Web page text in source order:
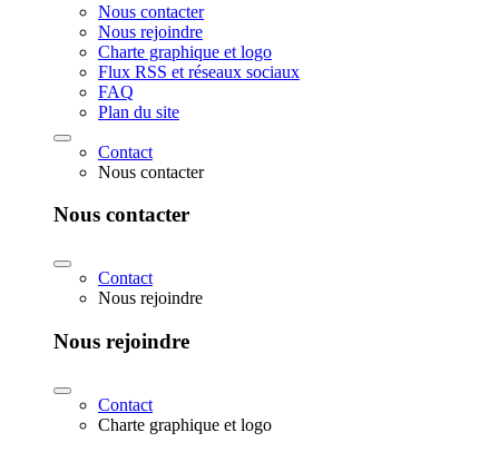
Nous contacter
Nous rejoindre
Charte graphique et logo
Flux RSS et réseaux sociaux
FAQ
Plan du site
Contact
Nous contacter
Nous contacter
Contact
Nous rejoindre
Nous rejoindre
Contact
Charte graphique et logo